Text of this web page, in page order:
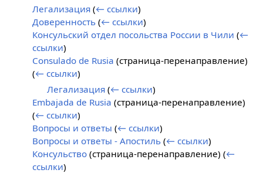
Легализация (← ссылки)
Доверенность (← ссылки)
Консульский отдел посольства России в Чили (←
ссылки)
Consulado de Rusia (страница-перенаправление)
(← ссылки)
Легализация (← ссылки)
Embajada de Rusia (страница-перенаправление)
(← ссылки)
Вопросы и ответы (← ссылки)
Вопросы и ответы - Апостиль (← ссылки)
Консульство (страница-перенаправление)(←
ссылки)